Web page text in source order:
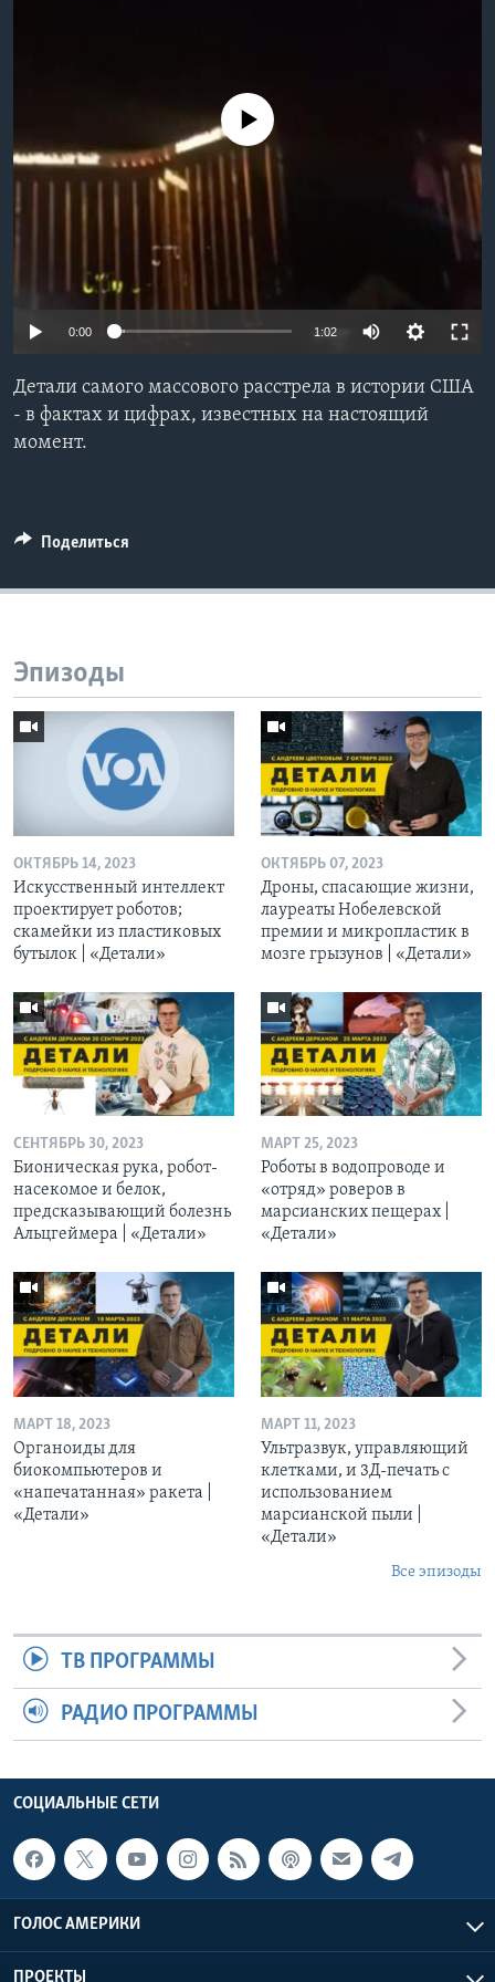
Языки
No media source currently available
0:00 1:02
Детали самого массового расстрела в истории США
- в фактах и цифрах, известных на настоящий
момент.
Поделиться
Эпизоды
ОКТЯБРЬ 14, 2023
Искусственный интеллект
проектирует роботов;
скамейки из пластиковых
бутылок | «Детали»
ОКТЯБРЬ 07, 2023
Дроны, спасающие жизни,
лауреаты Нобелевской
премии и микропластик в
мозге грызунов | «Детали»
СЕНТЯБРЬ 30, 2023
Бионическая рука, робот-
насекомое и белок,
предсказывающий болезнь
Альцгеймера | «Детали»
МАРТ 25, 2023
Роботы в водопроводе и
«отряд» роверов в
марсианских пещерах |
«Детали»
МАРТ 18, 2023
Органоиды для
биокомпьютеров и
«напечатанная» ракета |
«Детали»
МАРТ 11, 2023
Ультразвук, управляющий
клетками, и 3Д-печать c
использованием
марсианской пыли |
«Детали»
Все эпизоды
ТВ ПРОГРАММЫ
РАДИО ПРОГРАММЫ
СОЦИАЛЬНЫЕ СЕТИ
ГОЛОС АМЕРИКИ
ПРОЕКТЫ